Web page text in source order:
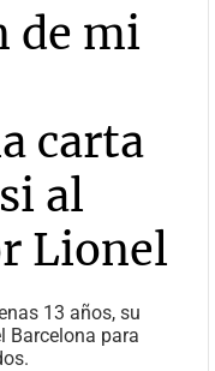
de mi
carta
al
Lionel
13 años, su
Barcelona para